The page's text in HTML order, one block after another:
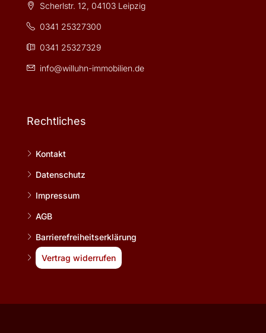
Scherlstr. 12, 04103 Leipzig
0341 25327300
0341 25327329
info@willuhn-immobilien.de
Rechtliches
Kontakt
Datenschutz
Impressum
AGB
Barrierefreiheitserklärung
Vertrag widerrufen